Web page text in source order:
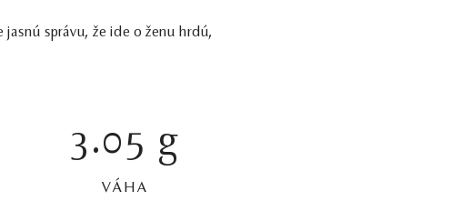
správu, že ide o ženu hrdú,
3.05 g
VÁHA